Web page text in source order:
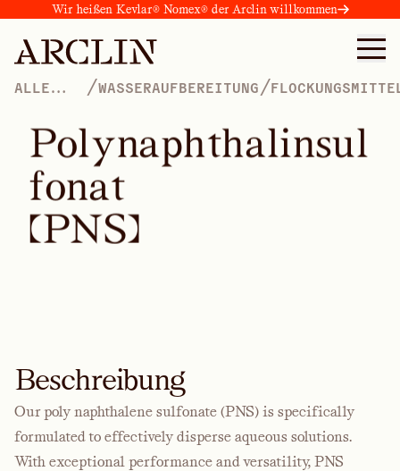
Wir heißen Kevlar® Nomex® der Arclin willkommen
ALLE
/WASSERAUFBEREITUNG /
Polynaphthalinsul
fonat
(PNS)
Beschreibung
Our poly naphthalene sulfonate (PNS) is specifically
formulated to effectively disperse aqueous solutions.
With exceptional performance and versatility, PNS